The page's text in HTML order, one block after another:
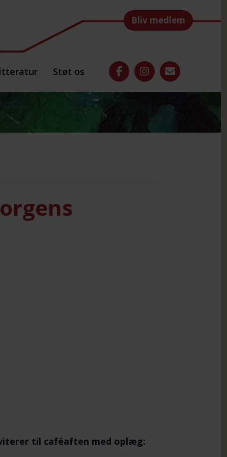
Bliv medlem
Støt os
til caféaften med oplæg: